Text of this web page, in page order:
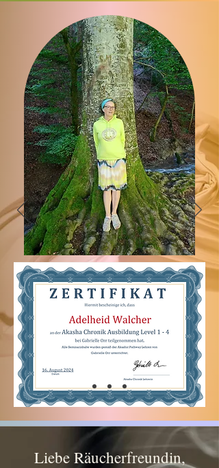
Liebe Räucherfreundin,